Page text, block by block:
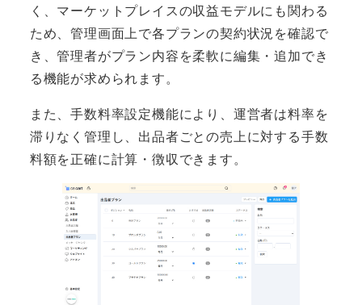
く、マーケットプレイスの収益モデルにも関わる
ため、管理画面上で各プランの契約状況を確認で
き、管理者がプラン内容を柔軟に編集・追加でき
る機能が求められます。
また、手数料率設定機能により、運営者は料率を
滞りなく管理し、出品者ごとの売上に対する手数
料額を正確に計算・徴収できます。